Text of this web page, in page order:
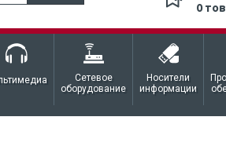
0
Сетевое
оборудование
Носители
информации